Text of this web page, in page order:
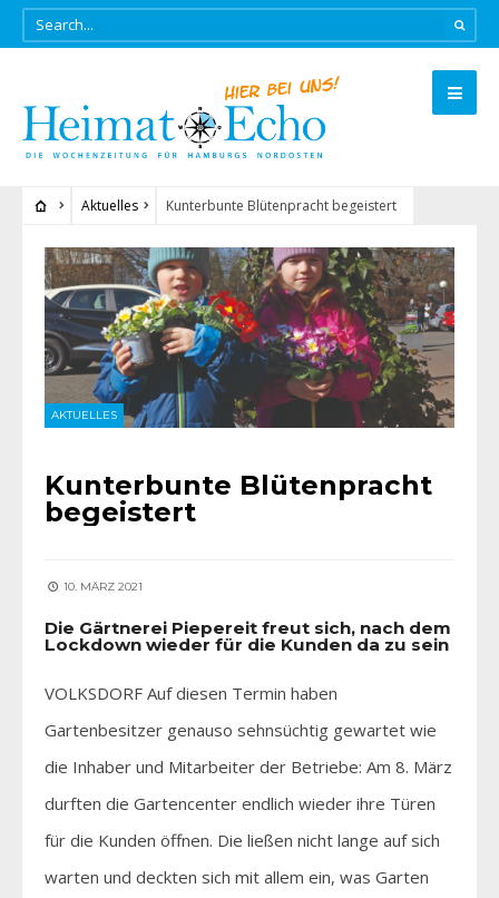
Aktuelles Kunterbunte Blütenpracht begeistert
AKTUELLES
Kunterbunte Blütenpracht
begeistert
10. MÄRZ 2021
Die Gärtnerei Piepereit freut sich, nach dem
Lockdown wieder für die Kunden da zu sein
VOLKSDORF Auf diesen Termin haben
Gartenbesitzer genauso sehnsüchtig gewartet wie
die Inhaber und Mitarbeiter der Betriebe: Am 8. März
durften die Gartencenter endlich wieder ihre Türen
für die Kunden öffnen. Die ließen nicht lange auf sich
warten und deckten sich mit allem ein, was Garten